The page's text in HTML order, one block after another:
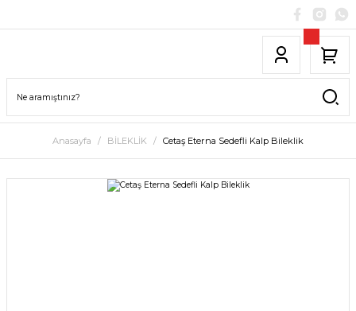
Anasayfa BİLEKLİK Cetaş Eterna Sedefli Kalp Bileklik